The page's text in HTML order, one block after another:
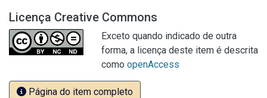
Licença Creative Commons
Exceto quando indicado de outra
forma, a licença deste item é descrita
como openAccess
Página do item completo